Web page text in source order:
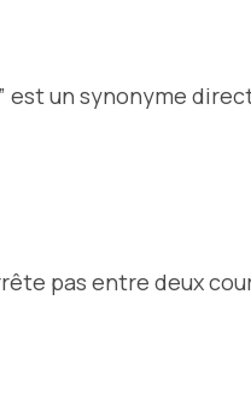
un synonyme
pas entre deux